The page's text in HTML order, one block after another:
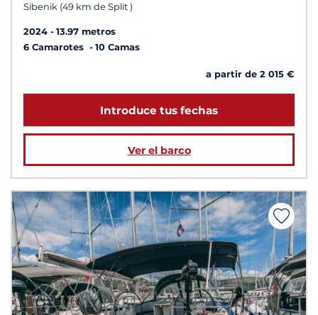
Sibenik (49 km de Split )
2024
13.97 metros
6 Camarotes
10 Camas
a partir de 2 015 €
Introduce tus fechas
Ver el barco